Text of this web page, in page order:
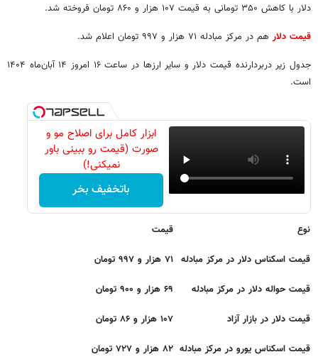
دلار با کاهش ۳۵۰ تومانی به قیمت ۱۰۷ هزار و ۸۶۰ تومان فروخته شد.
قیمت دلار هم در مرکز مبادله ۷۱ هزار و ۹۹۷ تومان اعلام شد.
جدول زیر دربردارنده قیمت دلار و سایر ارزها در ساعت ۱۶ امروز ۱۴ آبان‌ماه ۱۴۰۴
است.
ابزار کامل برای اصلاح مو و
صورت (قیمت رو ببینی باور
نمیکنی!)
باتخفیف بخر
نوع قیمت
قیمت اسکناس دلار در مرکز مبادله ۷۱ هزار و ۹۹۷ ت ومان
قیمت حواله دلار در مرکز مبادله ۶۹ هزار و ۹۰۰ تومان
قیمت دلار در بازار آزاد ۱۰۷ هزار و ۸۶ تومان
قیمت اسکناس یورو در مرکز مبادله ۸۲ هزار و ۷۲۷ تو مان